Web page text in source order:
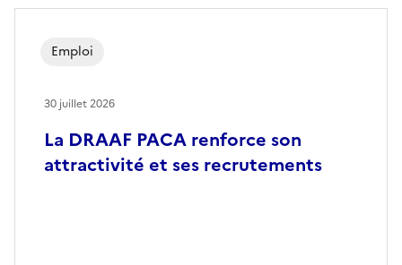
La DRAAF PACA renforce son
attractivité et ses recrutements
Emploi
30 juillet 2026